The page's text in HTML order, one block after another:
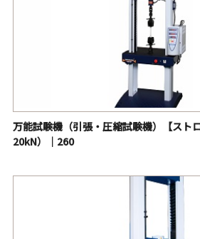
混練・押出性試験装置【ラボプラス
テーバー摩耗試験機【ロータリーア
厚さ計【デジタル測厚器】｜132
ガーレー式透気度試験機【ガーレー
158
【ミューレン破裂試験機】（高圧形
フィルム引裂試験機【軽荷重引裂試
万能試験機（引張・圧縮試験機）【スト
20kN）｜260